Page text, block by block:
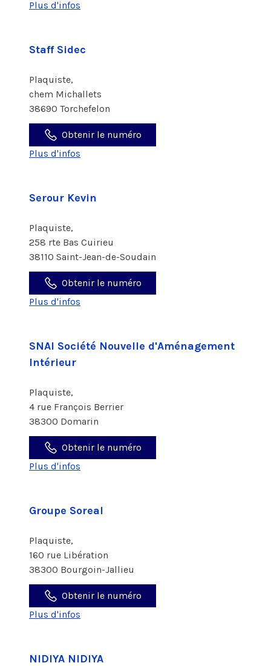
Plus d'infos
Staff Sidec
Plaquiste,
chem Michallets
38690 Torchefelon
Obtenir le numéro
Plus d'infos
Serour Kevin
Plaquiste,
258 rte Bas Cuirieu
38110 Saint-Jean-de-Soudain
Obtenir le numéro
Plus d'infos
SNAI Société Nouvelle d'Aménagement
Intérieur
Plaquiste,
4 rue François Berrier
38300 Domarin
Obtenir le numéro
Plus d'infos
Groupe Soreal
Plaquiste,
160 rue Libération
38300 Bourgoin-Jallieu
Obtenir le numéro
Plus d'infos
NIDIYA NIDIYA